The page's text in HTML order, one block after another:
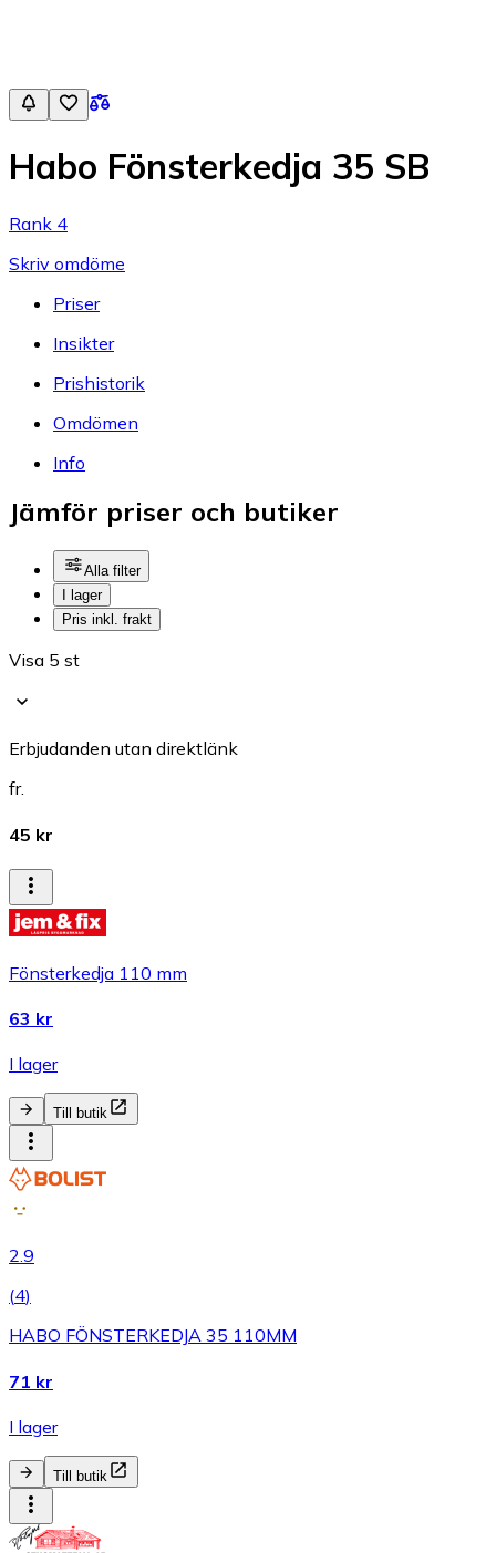
Habo Fönsterkedja 35 SB
Rank 4
Skriv omdöme
Priser
Insikter
Prishistorik
Omdömen
Info
Jämför priser och butiker
Alla filter
I lager
Pris inkl. frakt
Visa 5 st
Erbjudanden utan direktlänk
fr.
45 kr
Fönsterkedja 110 mm
63 kr
I lager
Till butik
2.9
(4)
HABO FÖNSTERKEDJA 35 110MM
71 kr
I lager
Till butik